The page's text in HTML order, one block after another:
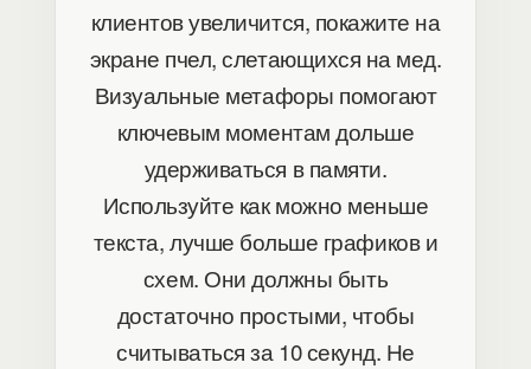
клиентов увеличится, покажите на
экране пчел, слетающихся на мед.
Визуальные метафоры помогают
ключевым моментам дольше
удерживаться в памяти.
Используйте как можно меньше
текста, лучше больше графиков и
схем. Они должны быть
достаточно простыми, чтобы
считываться за 10 секунд. Не